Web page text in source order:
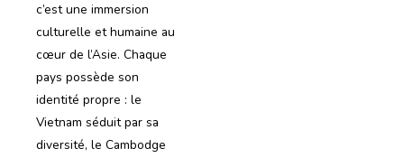
c’est une immersion
culturelle et humaine au
cœur de l’Asie. Chaque
pays possède son
identité propre : le
Vietnam séduit par sa
diversité, le Cambodge